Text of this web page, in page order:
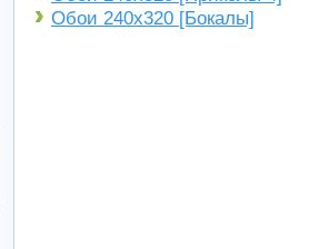
Обои 240x320 [Бокалы]